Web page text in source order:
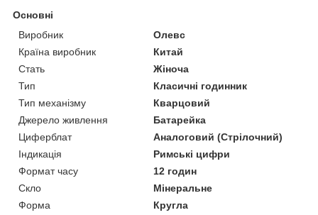
Основні
Виробник
Олевс
Країна виробник
Китай
Стать
Жіноча
Тип
Класичні годинник
Тип механізму
Кварцовий
Джерело живлення
Батарейка
Циферблат
Аналоговий (Стрілочний)
Індикація
Римські цифри
Формат часу
12 годин
Скло
Мінеральне
Форма
Кругла